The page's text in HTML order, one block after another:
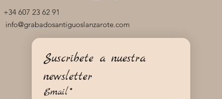
+34 607 23 62 91
info@grabadosantiguoslanzarote.com
Suscríbete a nuestra
newsletter
Email*